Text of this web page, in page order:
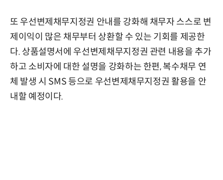
또 우선변제채무지정권 안내를 강화해 채무자 스스로 변
제이익이 많은 채무부터 상환할 수 있는 기회를 제공한
다. 상품설명서에 우선변제채무지정권 관련 내용을 추가
하고 소비자에 대한 설명을 강화하는 한편, 복수채무 연
체 발생 시 SMS 등으로 우선변제채무지정권 활용을 안
내할 예정이다.